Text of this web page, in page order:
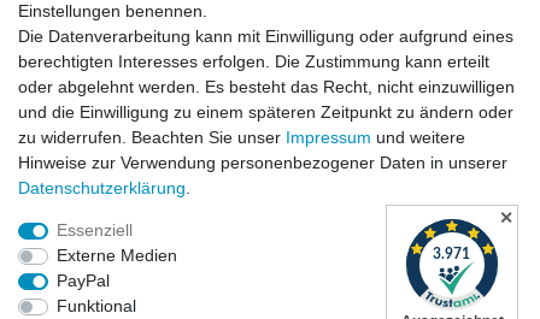
Versandkosten
Einstellungen benennen.
Die Datenverarbeitung kann mit Einwilligung oder aufgrund eines
berechtigten Interesses erfolgen. Die Zustimmung kann erteilt
oder abgelehnt werden. Es besteht das Recht, nicht einzuwilligen
und die Einwilligung zu einem späteren Zeitpunkt zu ändern oder
zu widerrufen. Beachten Sie unser Impressum und weitere
Hinweise zur Verwendung personenbezogener Daten in unserer
Daten­schutz­erklärung
Essenziell
Externe Medien
PayPal
Funktional
✕